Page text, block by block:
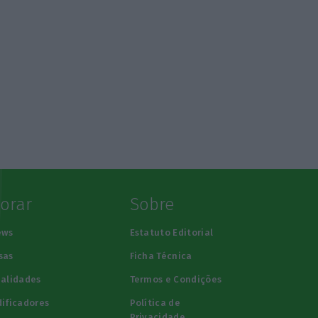
Sobre
Estatuto Editorial
Ficha Técnica
Termos e Condições
Política de